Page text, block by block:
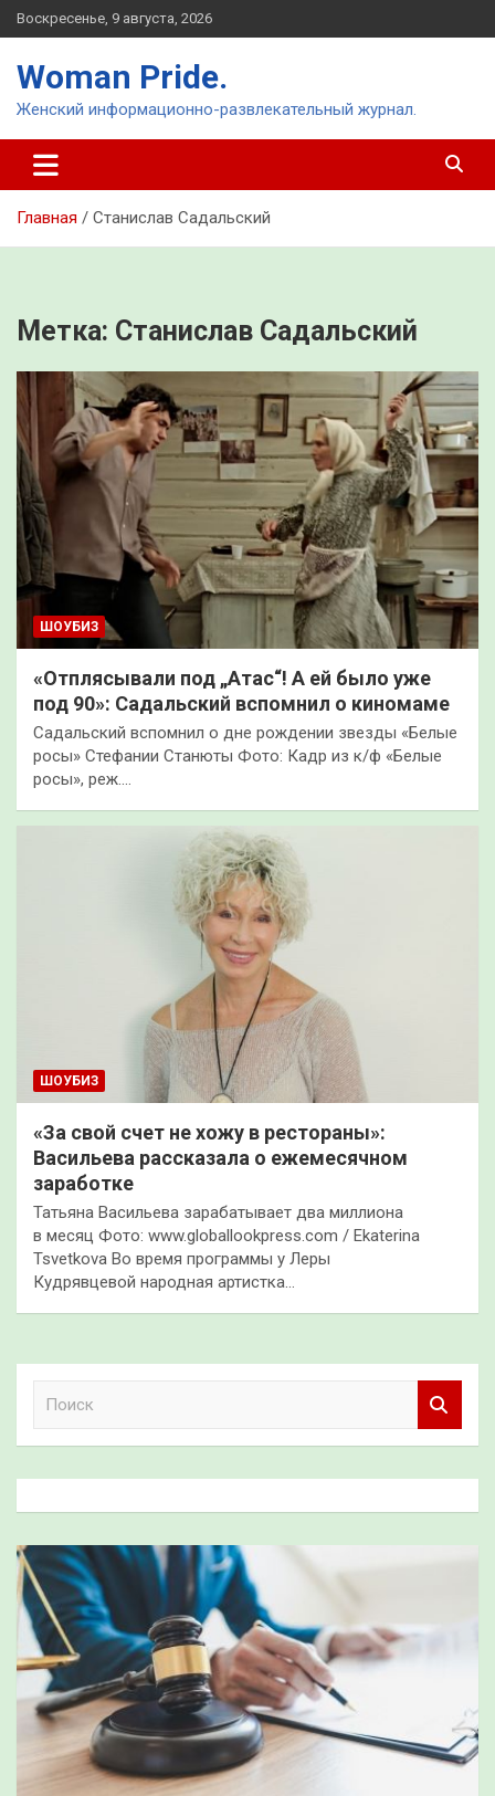
Перейти
к
Воскресенье, 9 августа, 2026
Woman Pride.
Женский информационно-развлекательный журнал.
Главная Станислав Садальский
Метка: Станислав Садальский
ШОУБИЗ
«Отплясывали под „Атас“! А ей было уже
под 90»: Садальский вспомнил о киномаме
Садальский вспомнил о дне рождении звезды «Белые
росы» Стефании Станюты Фото: Кадр из к/ф «Белые
росы», реж.…
ШОУБИЗ
«За свой счет не хожу в рестораны»:
Васильева рассказала о ежемесячном
заработке
Татьяна Васильева зарабатывает два миллиона
в месяц Фото: www.globallookpress.com / Ekaterina
Tsvetkova Во время программы у Леры
Кудрявцевой народная артистка…
к